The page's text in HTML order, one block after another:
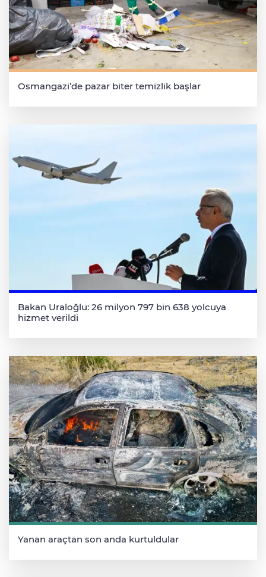
Osmangazi’de pazar biter temizlik başlar
Bakan Uraloğlu: 26 milyon 797 bin 638 yolcuya
hizmet verildi
Yanan araçtan son anda kurtuldular